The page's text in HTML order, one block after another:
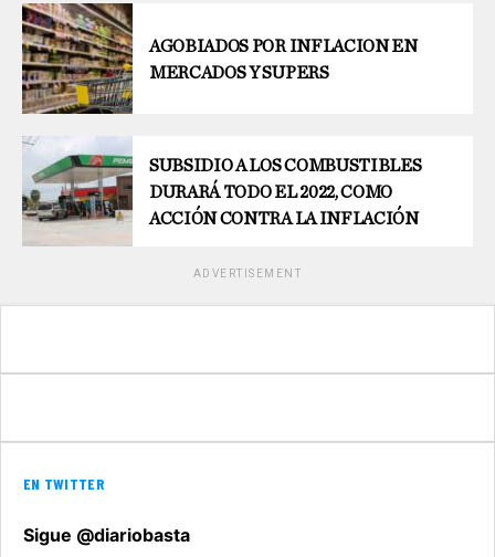
AGOBIADOS POR INFLACION EN
MERCADOS Y SUPERS
SUBSIDIO A LOS COMBUSTIBLES
DURARÁ TODO EL 2022, COMO
ACCIÓN CONTRA LA INFLACIÓN
ADVERTISEMENT
EN TWITTER
Sigue @diariobasta